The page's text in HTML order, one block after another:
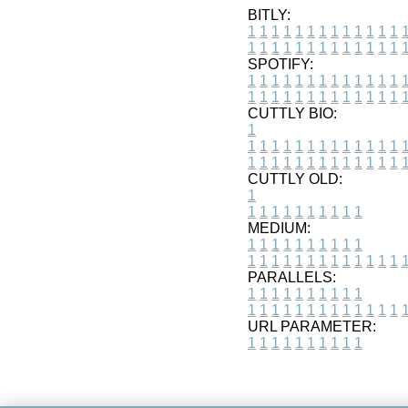
BITLY:
1 1 1 1 1 1 1 1 1 1 1 1 1 1
1 1 1 1 1 1 1 1 1 1 1 1 1 1
SPOTIFY:
1 1 1 1 1 1 1 1 1 1 1 1 1 1
1 1 1 1 1 1 1 1 1 1 1 1 1 1
CUTTLY BIO:
1
1 1 1 1 1 1 1 1 1 1 1 1 1 1
1 1 1 1 1 1 1 1 1 1 1 1 1 1
CUTTLY OLD:
1
1 1 1 1 1 1 1 1 1 1
MEDIUM:
1 1 1 1 1 1 1 1 1 1
1 1 1 1 1 1 1 1 1 1 1 1 1 1
PARALLELS:
1 1 1 1 1 1 1 1 1 1
1 1 1 1 1 1 1 1 1 1 1 1 1 1
URL PARAMETER:
1 1 1 1 1 1 1 1 1 1